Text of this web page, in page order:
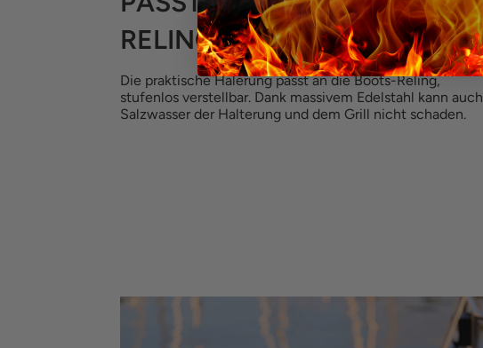
RELING
Die praktische Halerung passt an die Boots-Reling,
stufenlos verstellbar. Dank massivem Edelstahl kann auch
Salzwasser der Halterung und dem Grill nicht schaden.